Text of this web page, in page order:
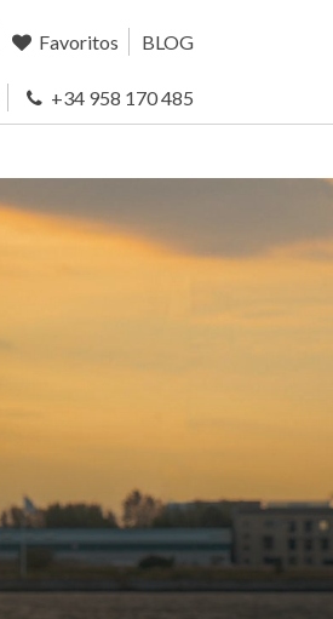
Favoritos BLOG
+34 958 170 485